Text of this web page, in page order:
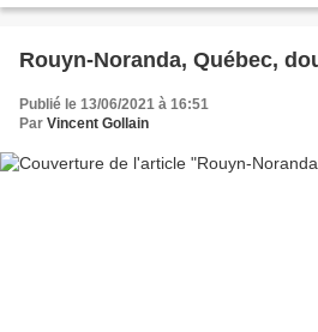
Rouyn-Noranda, Québec,
Publié le 13/06/2021 à 16:51
Par Vincent Gollain